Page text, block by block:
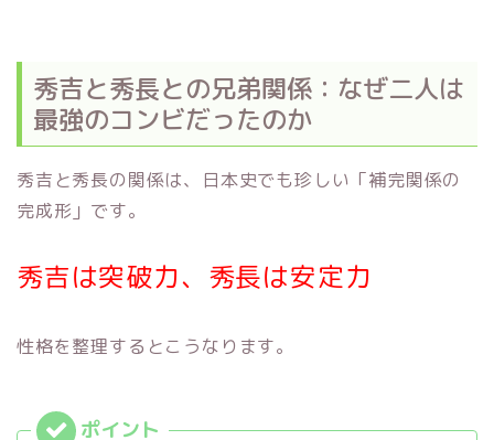
秀吉と秀長との兄弟関係：なぜ二人は
最強のコンビだったのか
秀吉と秀長の関係は、日本史でも珍しい「補完関係の
完成形」です。
秀吉は突破力、秀長は安定力
性格を整理するとこうなります。